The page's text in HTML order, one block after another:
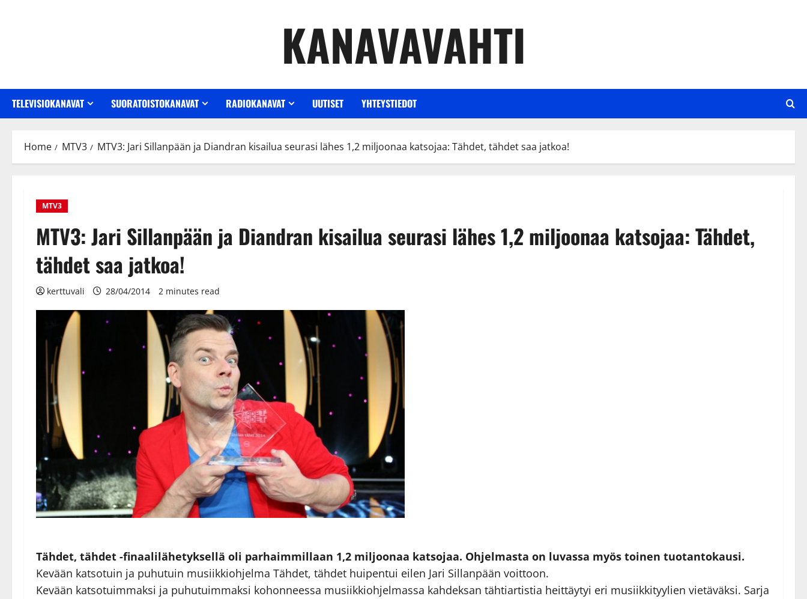
KANAVAVAHTI
TELEVISIOKANAVAT SUORATOISTOKANAVAT RADIOKANAVAT UUTISET YHTEYSTIEDOT
Home MTV3 MTV3: Jari Sillanpään ja Diandran kisailua seurasi lähes 1,2 miljoonaa katsojaa: Tähdet, tähdet saa jatkoa!
MTV3
MTV3: Jari Sillanpään ja Diandran kisailua seurasi lähes 1,2 miljoonaa katsojaa: Tähdet,
tähdet saa jatkoa!
kerttuvali 28/04/2014 2 minutes read
Tähdet, tähdet -finaalilähetyksellä oli parhaimmillaan 1,2 miljoonaa katsojaa. Ohjelmasta on luvassa myös toinen tuotantokausi.
Kevään katsotuin ja puhutuin musiikkiohjelma Tähdet, tähdet huipentui eilen Jari Sillanpään voittoon.
Kevään katsotuimmaksi ja puhutuimmaksi kohonneessa musiikkiohjelmassa kahdeksan tähtiartistia heittäytyi eri musiikkityylien vietäväksi. Sarja